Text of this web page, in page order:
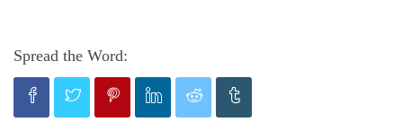
Spread the Word: